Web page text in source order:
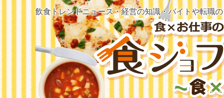
飲食トレンドニュース・経営の知識・バイトや転職